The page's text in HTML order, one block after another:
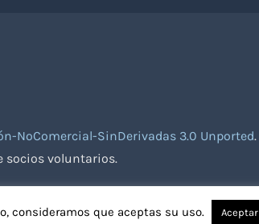
NoComercial-SinDerivadas 3.0 Unported.
socios voluntarios.
consideramos que aceptas su uso. Aceptar